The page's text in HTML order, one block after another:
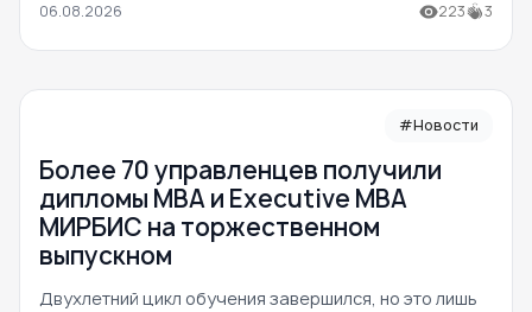
06.08.2026 223 3
#Новости
Более 70 управленцев получили
дипломы MBA и Executive MBA
МИРБИС на торжественном
выпускном
Двухлетний цикл обучения завершился, но это лишь